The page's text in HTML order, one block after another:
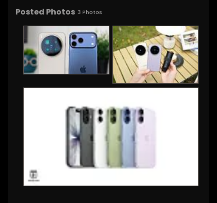
Posted Photos 3 Photos